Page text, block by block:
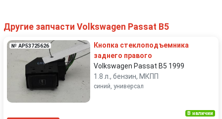
Другие запчасти Volkswagen Passat B5
№ AP53725626
Кнопка стеклоподъемника
заднего правого
Volkswagen Passat B5 1999
1.8 л., бензин, МКПП
синий, универсал
В наличии